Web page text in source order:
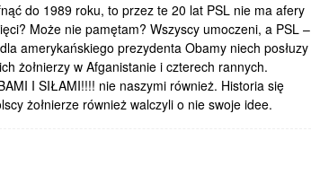
do 1989 roku, to przez te 20 lat PSL nie ma afery
Może nie pamętam? Wszyscy umoczeni, a PSL –
amerykańskiego prezydenta Obamy niech posłuzy
żołnierzy w Afganistanie i czterech rannych.
I SIŁAMI!!!! nie naszymi również. Historia się
żołnierze również walczyli o nie swoje idee.